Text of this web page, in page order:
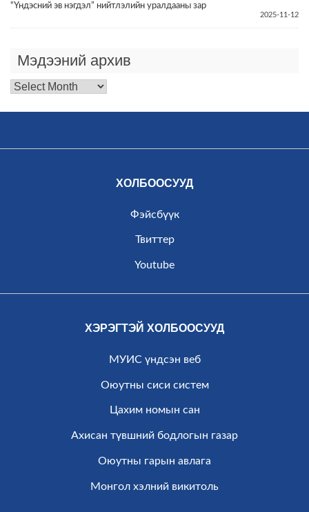
“Үндэсний эв нэгдэл” нийтлэлийн уралдааны зар
2025-11-12
Мэдээний архив
Мэдээний
ХОЛБООСУУД
Фэйсбүүк
Твиттер
Youtube
ХЭРЭГТЭЙ ХОЛБООСУУД
МУИС үндсэн веб
Оюутны сиси систем
Цахим номын сан
Ахисан түвшний бодлогын газар
Оюутны гарын авлага
Монгол хэлний викитоль